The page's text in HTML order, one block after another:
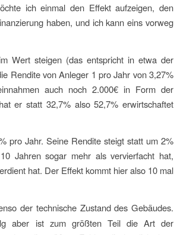
ich einmal den Effekt aufzeigen, den
haben, und ich kann eins vorweg
Wert steigen (das entspricht in etwa der
Rendite von Anleger 1 pro Jahr von 3,27%
auch noch 2.000€ in Form der
er statt 32,7% also 52,7% erwirtschaftet
pro Jahr. Seine Rendite steigt statt um 2%
Jahren sogar mehr als vervierfacht hat,
hat. Der Effekt kommt hier also 10 mal
der technische Zustand des Gebäudes.
aber ist zum größten Teil die Art der